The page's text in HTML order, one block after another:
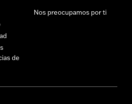
de
Nos preocupamos por ti